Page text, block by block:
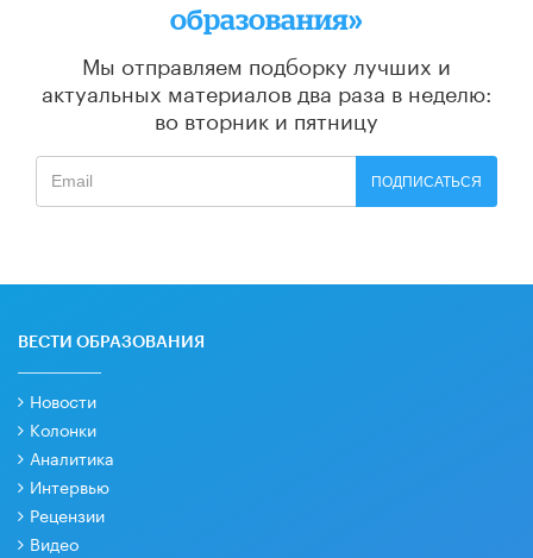
образования»
Мы отправляем подборку лучших и
актуальных материалов два раза в неделю:
во вторник и пятницу
ПОДПИСАТЬСЯ
ВЕСТИ ОБРАЗОВАНИЯ
Новости
Колонки
Аналитика
Интервью
Рецензии
Видео